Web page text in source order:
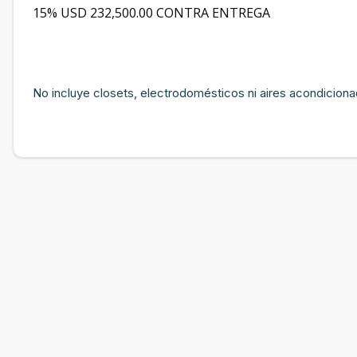
15% USD 232,500.00 CONTRA ENTREGA
No incluye closets, electrodomésticos ni aires